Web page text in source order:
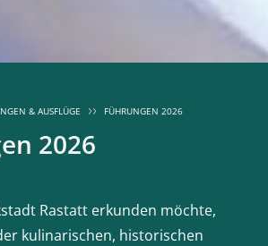
& AUSFLÜGE FÜHRUNGEN 2026
2026
Rastatt erkunden möchte,
kulinarischen, historischen